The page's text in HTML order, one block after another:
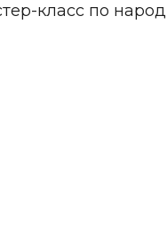
класс по